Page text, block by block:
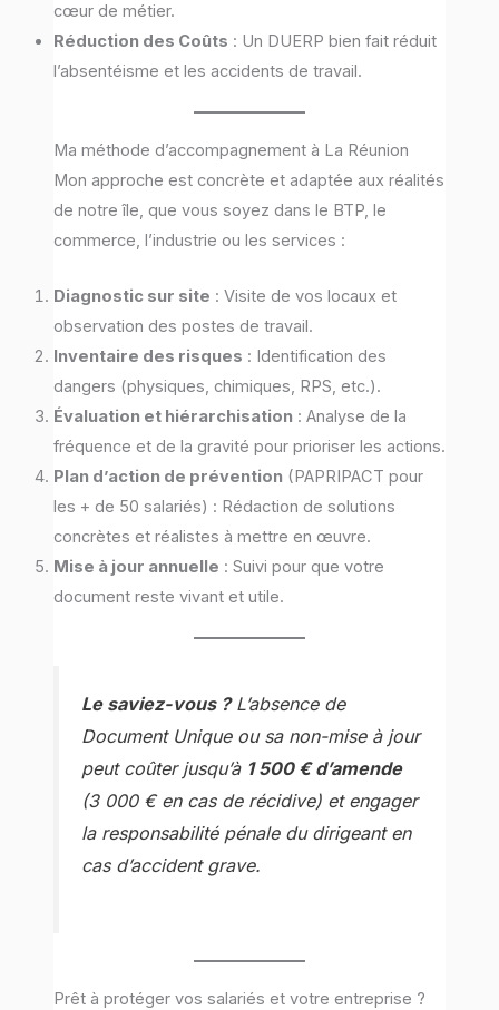
cœur de métier.
Réduction des Coûts : Un DUERP bien fait réduit
l’absentéisme et les accidents de travail.
Ma méthode d’accompagnement à La Réunion
Mon approche est concrète et adaptée aux réalités
de notre île, que vous soyez dans le BTP, le
commerce, l’industrie ou les services :
Diagnostic sur site : Visite de vos locaux et
observation des postes de travail.
Inventaire des risques : Identification des
dangers (physiques, chimiques, RPS, etc.).
Évaluation et hiérarchisation : Analyse de la
fréquence et de la gravité pour prioriser les actions.
Plan d’action de prévention (PAPRIPACT pour
les + de 50 salariés) : Rédaction de solutions
concrètes et réalistes à mettre en œuvre.
Mise à jour annuelle : Suivi pour que votre
document reste vivant et utile.
Le saviez-vous ?L’absence de
Document Unique ou sa non-mise à jour
peut coûter jusqu’à 1 500 € d’amende
(3 000 € en cas de récidive) et engager
la responsabilité pénale du dirigeant en
cas d’accident grave.
Prêt à protéger vos salariés et votre entreprise ?